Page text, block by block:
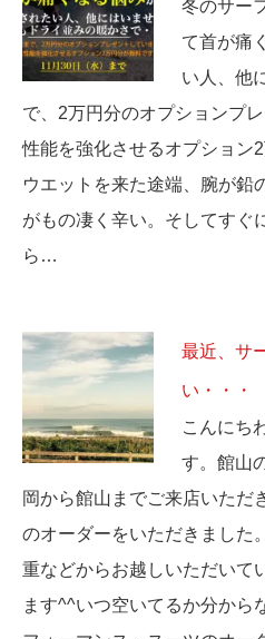
冬のサー
て首が痛
い人、他
で、2万円分のオプションプ
性能を強化させるオプション
ウエットを来た途端、腕が鉛
がもの凄く辛い。そしてすぐ
ら…
最近、サ
い・・・
こんにち
す。館山
岡から館山までご来店いただ
のオーダーをいただきました
重などからお越しいただいて
ます^^いつ空いてるか分から